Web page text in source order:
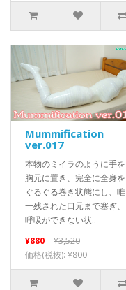
Mummification
ver.017
本物のミイラのように手を
胸元に置き、完全に全身を
ぐるぐる巻き状態にし、唯
一残された口元まで塞ぎ、
呼吸ができない状..
¥880
¥3,520
価格(税抜): ¥800